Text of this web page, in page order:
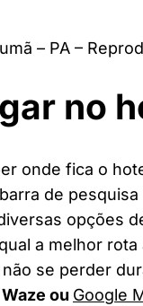
– PA –
no
onde fica o
de pesquisa
opções
a melhor
se perder
Waze ou Google